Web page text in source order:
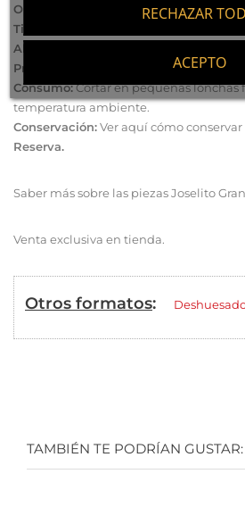
RECHAZAR
ACEPTO
Origen:
Tiempo de curación:
Alimentación:
Productor:
Carnicas Joselito S.L.
Consumo:Cortar en pequeñas lonchas
temperatura ambiente.
Conservación:Ver aquí cómo conservar
Reserva.
Saber más sobre las piezas Joselito
Venta exclusiva en tienda.
Otros formatos:
TAMBIÉN TE PODRÍAN GUSTAR: